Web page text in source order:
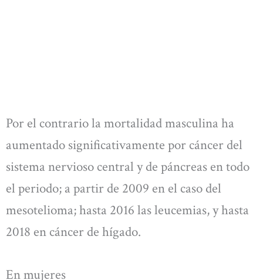
Por el contrario la mortalidad masculina ha
aumentado significativamente por cáncer del
sistema nervioso central y de páncreas en todo
el periodo; a partir de 2009 en el caso del
mesotelioma; hasta 2016 las leucemias, y hasta
2018 en cáncer de hígado.
En mujeres